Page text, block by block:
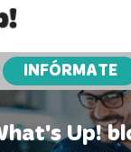
INFÓRMATE
Up!